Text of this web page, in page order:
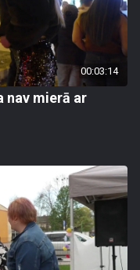
00:03:14
nav mierā ar